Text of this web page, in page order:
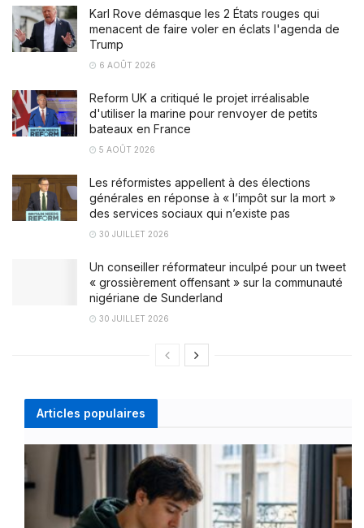
Karl Rove démasque les 2 États rouges qui
menacent de faire voler en éclats l'agenda de
Trump
6 AOÛT 2026
Reform UK a critiqué le projet irréalisable
d'utiliser la marine pour renvoyer de petits
bateaux en France
5 AOÛT 2026
Les réformistes appellent à des élections
générales en réponse à « l’impôt sur la mort »
des services sociaux qui n’existe pas
30 JUILLET 2026
Un conseiller réformateur inculpé pour un tweet
« grossièrement offensant » sur la communauté
nigériane de Sunderland
30 JUILLET 2026
Articles populaires